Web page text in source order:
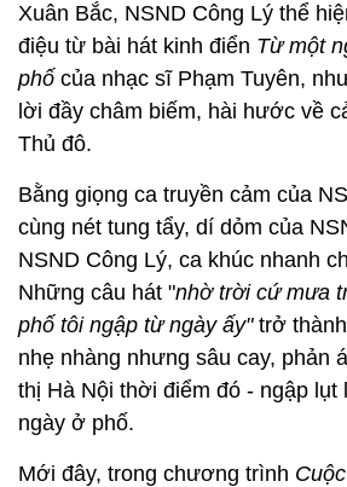
Xuân Bắc, NSND Công Lý thể
điệu từ bài hát kinh điển Từ một
phố của nhạc sĩ Phạm Tuyên,
lời đầy châm biếm, hài hước về
Thủ đô.
Bằng giọng ca truyền cảm của
cùng nét tung tẩy, dí dỏm của
NSND Công Lý, ca khúc nhanh
Những câu hát "nhờ trời cứ mưa
phố tôi ngập từ ngày ấy"trở
nhẹ nhàng nhưng sâu cay, phản
thị Hà Nội thời điểm đó - ngập lụt
ngày ở phố.
Mới đây, trong chương trình